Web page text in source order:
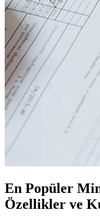
En Popüler
Özellikler ve